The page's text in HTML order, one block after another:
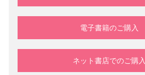
電子書籍のご購入
ネット書店でのご購入